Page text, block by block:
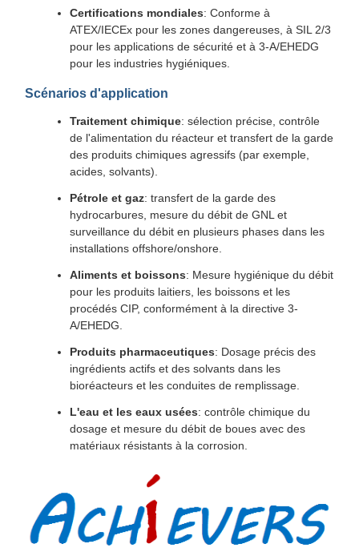
Certifications mondiales: Conforme à
ATEX/IECEx pour les zones dangereuses, à SIL 2/3
pour les applications de sécurité et à 3-A/EHEDG
pour les industries hygiéniques.
Scénarios d'application
Traitement chimique: sélection précise, contrôle
de l'alimentation du réacteur et transfert de la garde
des produits chimiques agressifs (par exemple,
acides, solvants).
Pétrole et gaz: transfert de la garde des
hydrocarbures, mesure du débit de GNL et
surveillance du débit en plusieurs phases dans les
installations offshore/onshore.
Aliments et boissons: Mesure hygiénique du débit
pour les produits laitiers, les boissons et les
procédés CIP, conformément à la directive 3-
A/EHEDG.
Produits pharmaceutiques: Dosage précis des
ingrédients actifs et des solvants dans les
bioréacteurs et les conduites de remplissage.
L'eau et les eaux usées: contrôle chimique du
dosage et mesure du débit de boues avec des
matériaux résistants à la corrosion.